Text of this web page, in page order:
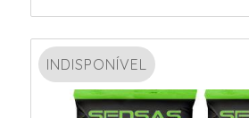
INDISPONÍVEL